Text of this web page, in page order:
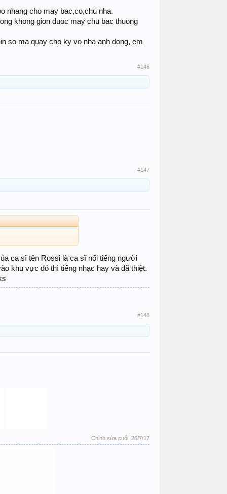
nhang cho may bac,co,chu nha.
khong gion duoc may chu bac thuong
so ma quay cho ky vo nha anh dong, em
#146
#147
ca sĩ tên Rossi là ca sĩ nổi tiếng người
khu vực đó thì tiếng nhạc hay và đã thiệt.
#148
Chỉnh sửa cuối: 26/7/17